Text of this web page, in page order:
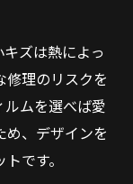
ズは熱によっ
修理のリスクを
ムを選べば愛
め、デザインを
です。